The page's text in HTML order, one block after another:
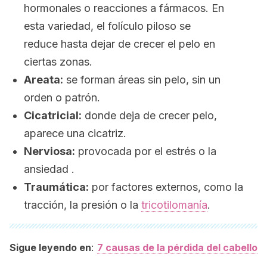
hormonales o reacciones a fármacos. En
esta variedad, el folículo piloso se
reduce hasta dejar de crecer el pelo en
ciertas zonas.
Areata: se forman áreas sin pelo, sin un
orden o patrón.
Cicatricial: donde deja de crecer pelo,
aparece una cicatriz.
Nerviosa: provocada por el estrés o la
ansiedad .
Traumática: por factores externos, como la
tracción, la presión o la tricotilomanía.
Sigue leyendo en: 7 causas de la pérdida del cabello